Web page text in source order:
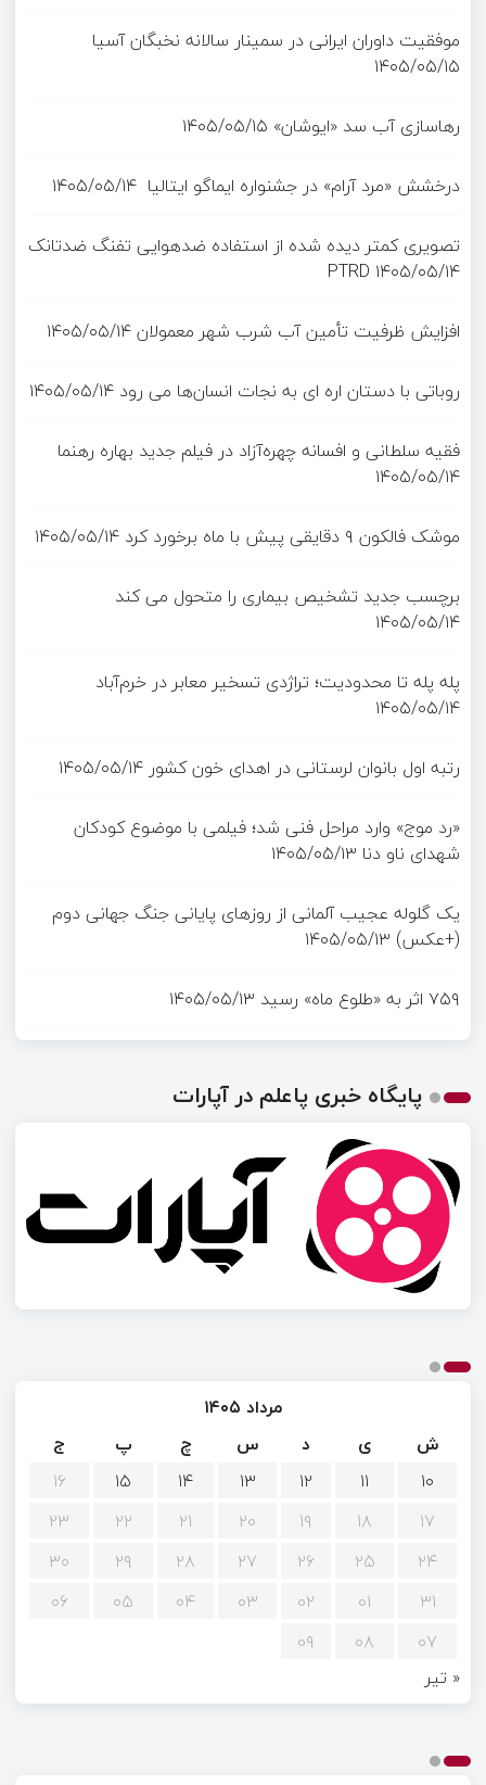
موفقیت داوران ایرانی در سمینار سالانه نخبگان آسیا
۱۴۰۵/۰۵/۱۵
رهاسازی آب سد «ایوشان» ۱۴۰۵/۰۵/۱۵
درخشش «مرد آرام» در جشنواره ایماگو ایتالیا ۱۴۰۵/۰۵/۱۴
تصویری کمتر دیده شده از استفاده ضدهوایی تفنگ ضدتانک
PTRD ۱۴۰۵/۰۵/۱۴
افزایش ظرفیت تأمین آب شرب شهر معمولان۱۴۰۵/۰۵/۱۴
روباتی با دستان اره ای به نجات انسان‌ها می رود ۱۴۰۵/۰۵/۱۴
فقیه سلطانی و افسانه چهره‌آزاد در فیلم جدید بهاره رهنما
۱۴۰۵/۰۵/۱۴
موشک فالکون ۹ دقایقی پیش با ماه برخورد کرد
۱۴۰۵/۰۵/۱۴
برچسب جدید تشخیص بیماری را متحول می کند
۱۴۰۵/۰۵/۱۴
پله پله تا محدودیت؛ تراژدی تسخیر معابر در خرم‌آباد
۱۴۰۵/۰۵/۱۴
رتبه اول بانوان لرستانی در اهدای خون کشور ۱۴۰۵/۰۵/۱۴
«رد موج» وارد مراحل فنی شد؛ فیلمی با موضوع کودکان
شهدای ناو دنا ۱۴۰۵/۰۵/۱۳
یک گلوله عجیب آلمانی از روزهای پایانی جنگ جهانی دوم
(+عکس) ۱۴۰۵/۰۵/۱۳
۷۵۹ اثر به «طلوع ماه» رسید
۱۴۰۵/۰۵/۱۳
پایگاه خبری پاعلم در آپارات
مرداد ۱۴۰۵
ش
ی د س چ پ
ج
۱۰
۱۱ ۱۲ ۱۳ ۱۴ ۱۵
۱۶
۱۷
۱۸ ۱۹ ۲۰ ۲۱ ۲۲
۲۳
۲۴
۲۵ ۲۶ ۲۷ ۲۸ ۲۹
۳۰
۳۱
۰۱ ۰۲ ۰۳ ۰۴ ۰۵
۰۶
۰۷
۰۸
۰۹
« تیر